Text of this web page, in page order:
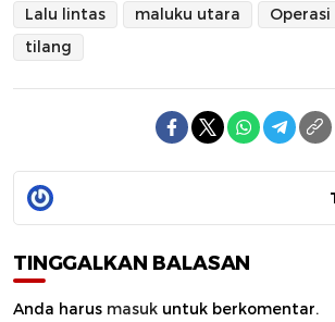
Lalu lintas maluku utara
tilang
TINGGALKAN BALASAN
Anda harus masuk untuk berkomentar.